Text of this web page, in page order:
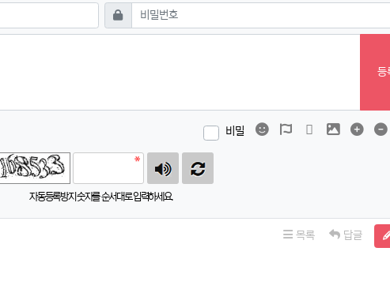
비밀번호필수
등
비밀 이모티콘폰트어썸동영상 이미지 댓글
자동등록방지 숫자를 순서대로 입력하세요.
목록 답글